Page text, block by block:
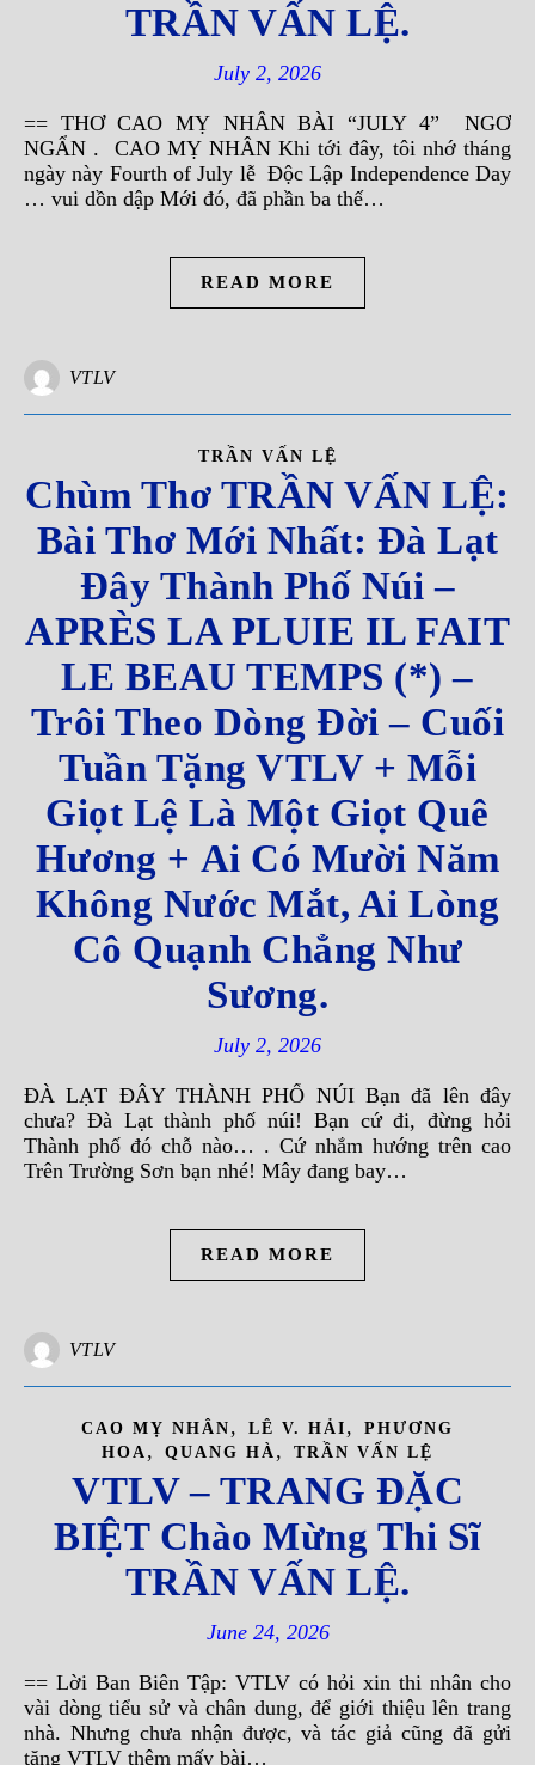
TRẦN VẤN LỆ.
July 2, 2026
== THƠ CAO MỴ NHÂN BÀI “JULY 4” NGƠ
NGẨN . CAO MỴ NHÂN Khi tới đây, tôi nhớ tháng
ngày này Fourth of July lễ Độc Lập Independence Day
… vui dồn dập Mới đó, đã phần ba thế…
READ MORE
VTLV
TRẦN VẤN LỆ
Chùm Thơ TRẦN VẤN LỆ:
Bài Thơ Mới Nhất: Đà Lạt
Đây Thành Phố Núi –
APRÈS LA PLUIE IL FAIT
LE BEAU TEMPS (*) –
Trôi Theo Dòng Đời – Cuối
Tuần Tặng VTLV + Mỗi
Giọt Lệ Là Một Giọt Quê
Hương + Ai Có Mười Năm
Không Nước Mắt, Ai Lòng
Cô Quạnh Chẳng Như
Sương.
July 2, 2026
ĐÀ LẠT ĐÂY THÀNH PHỐ NÚI Bạn đã lên đây
chưa? Đà Lạt thành phố núi! Bạn cứ đi, đừng hỏi
Thành phố đó chỗ nào… . Cứ nhắm hướng trên cao
Trên Trường Sơn bạn nhé! Mây đang bay…
READ MORE
VTLV
CAO MỴ NHÂN , LÊ V. HẢI ,
PHƯƠNG
HOA , QUANG HÀ , TRẦN VẤN LỆ
VTLV – TRANG ĐẶC
BIỆT Chào Mừng Thi Sĩ
TRẦN VẤN LỆ.
June 24, 2026
== Lời Ban Biên Tập: VTLV có hỏi xin thi nhân cho
vài dòng tiểu sử và chân dung, để giới thiệu lên trang
nhà. Nhưng chưa nhận được, và tác giả cũng đã gửi
tặng VTLV thêm mấy bài…